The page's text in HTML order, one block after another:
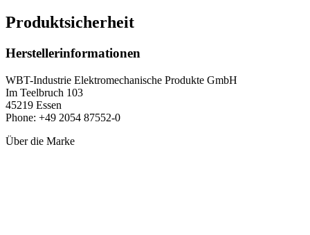
Produktsicherheit
Herstellerinformationen
WBT-Industrie Elektromechanische Produkte GmbH
Im Teelbruch 103
45219 Essen
Phone: +49 2054 87552-0
Über die Marke